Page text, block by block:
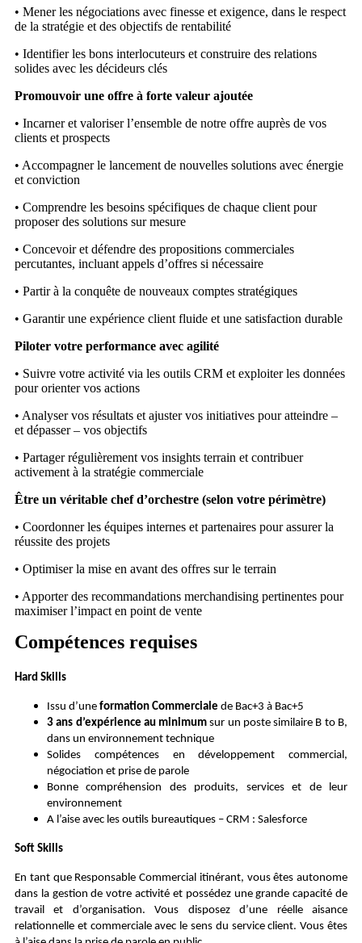
• Mener les négociations avec finesse et exigence, dans le respect
de la stratégie et des objectifs de rentabilité
• Identifier les bons interlocuteurs et construire des relations
solides avec les décideurs clés
Promouvoir une offre à forte valeur ajoutée
• Incarner et valoriser l’ensemble de notre offre auprès de vos
clients et prospects
• Accompagner le lancement de nouvelles solutions avec énergie
et conviction
• Comprendre les besoins spécifiques de chaque client pour
proposer des solutions sur mesure
• Concevoir et défendre des propositions commerciales
percutantes, incluant appels d’offres si nécessaire
• Partir à la conquête de nouveaux comptes stratégiques
• Garantir une expérience client fluide et une satisfaction durable
Piloter votre performance avec agilité
• Suivre votre activité via les outils CRM et exploiter les données
pour orienter vos actions
• Analyser vos résultats et ajuster vos initiatives pour atteindre –
et dépasser – vos objectifs
• Partager régulièrement vos insights terrain et contribuer
activement à la stratégie commerciale
Être un véritable chef d’orchestre (selon votre périmètre)
• Coordonner les équipes internes et partenaires pour assurer la
réussite des projets
• Optimiser la mise en avant des offres sur le terrain
• Apporter des recommandations merchandising pertinentes pour
maximiser l’impact en point de vente
Compétences requises
Hard Skills
Issu d’une formation Commerciale de Bac+3 à Bac+5
3 ans d’expérience au minimum sur un poste similaire B to B,
dans un environnement technique
Solides compétences en développement commercial,
négociation et prise de parole
Bonne compréhension des produits, services et de leur
environnement
A l’aise avec les outils bureautiques – CRM : Salesforce
Soft Skills
En tant que Responsable Commercial itinérant, vous êtes autonome
dans la gestion de votre activité et possédez une grande capacité de
travail et d’organisation. Vous disposez d’une réelle aisance
relationnelle et commerciale avec le sens du service client. Vous êtes